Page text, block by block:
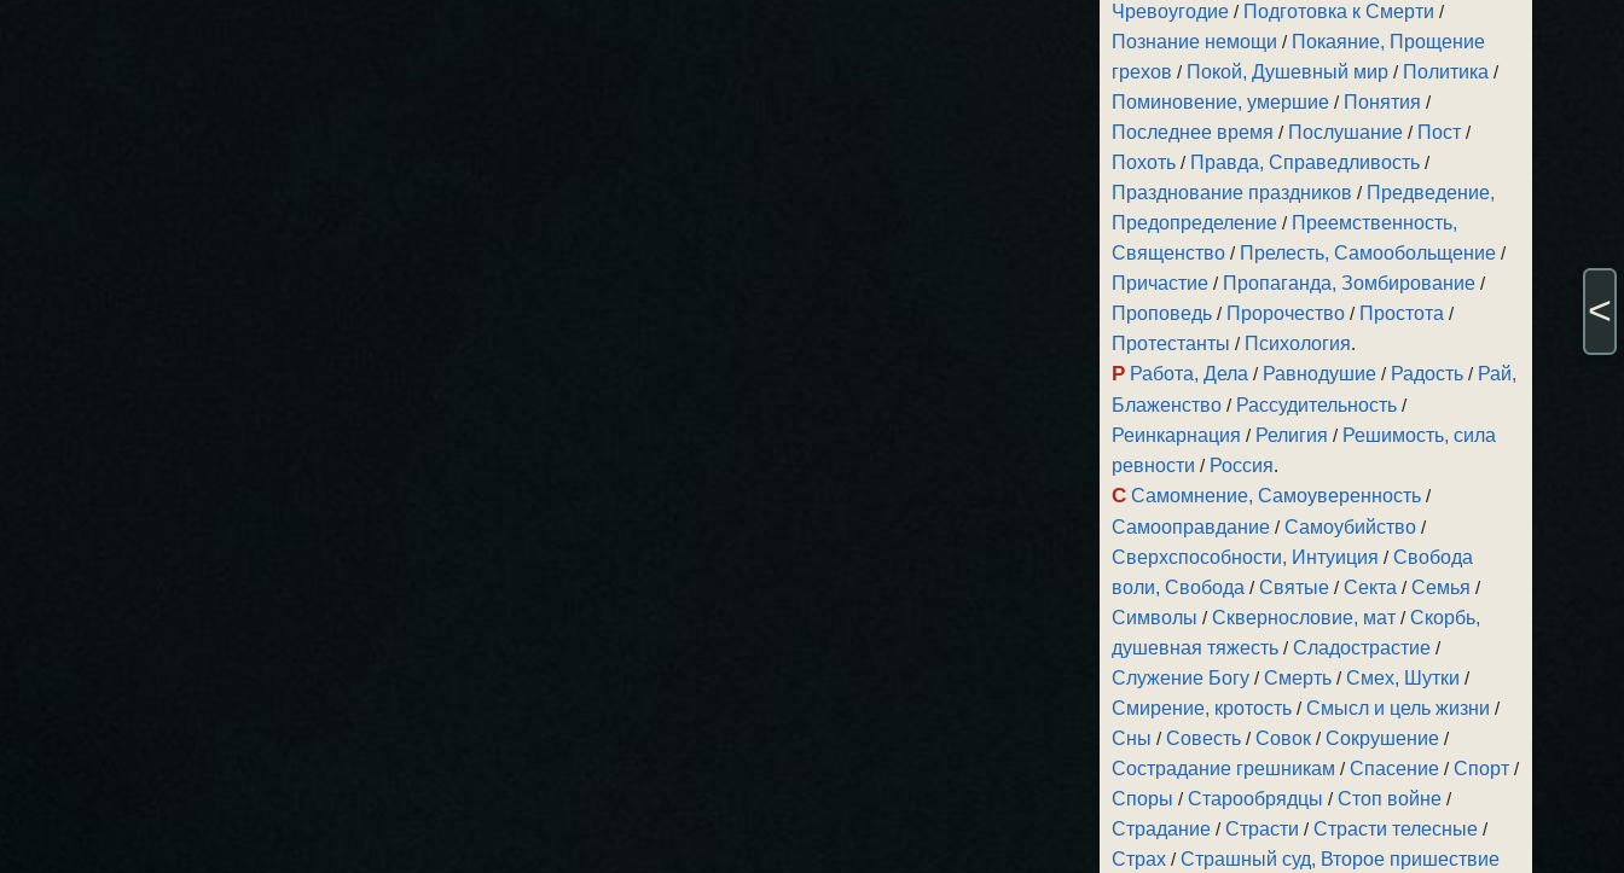
Чревоугодие / Подготовка к Смерти /
Познание немощи / Покаяние, Прощение
грехов / Покой, Душевный мир / Политика /
Поминовение, умершие / Понятия /
Последнее время / Послушание / Пост /
Похоть / Правда, Справедливость /
Празднование праздников / Предведение,
Предопределение / Преемственность,
Священство / Прелесть, Самообольщение /
Причастие / Пропаганда, Зомбирование /
Проповедь / Пророчество / Простота /
Протестанты / Психология.
Р Работа, Дела / Равнодушие / Радость / Рай,
Блаженство / Рассудительность /
Реинкарнация / Религия / Решимость, сила
ревности / Россия.
С Самомнение, Самоуверенность /
Самооправдание /Самоубийство /
Сверхспособности, Интуиция /Свобода
воли, Свобода /Святые /Секта /Семья /
Символы /Сквернословие, мат /Скорбь,
душевная тяжесть /Сладострастие /
Служение Богу /Смерть /Смех, Шутки /
Смирение, кротость /Смысл и цель жизни /
Сны /Совесть /Совок /Сокрушение /
Сострадание грешникам /Спасение /Спорт /
Споры /Старообрядцы /Стоп войне /
Страдание /Страсти /Страсти телесные /
Страх /Страшный суд, Второе пришествие
<